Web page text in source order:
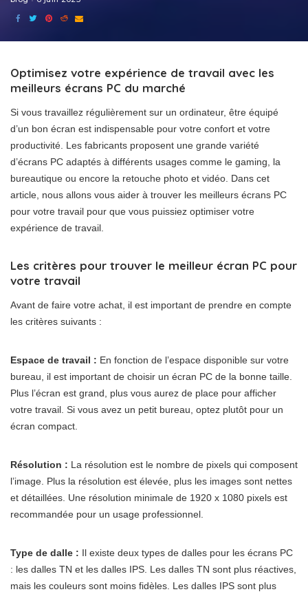
Optimisez votre expérience de travail avec les
meilleurs écrans PC du marché
Si vous travaillez régulièrement sur un ordinateur, être équipé
d’un bon écran est indispensable pour votre confort et votre
productivité. Les fabricants proposent une grande variété
d’écrans PC adaptés à différents usages comme le gaming, la
bureautique ou encore la retouche photo et vidéo. Dans cet
article, nous allons vous aider à trouver les meilleurs écrans PC
pour votre travail pour que vous puissiez optimiser votre
expérience de travail.
Les critères pour trouver le meilleur écran PC pour
votre travail
Avant de faire votre achat, il est important de prendre en compte
les critères suivants :
Espace de travail : En fonction de l’espace disponible sur votre
bureau, il est important de choisir un écran PC de la bonne taille.
Plus l’écran est grand, plus vous aurez de place pour afficher
votre travail. Si vous avez un petit bureau, optez plutôt pour un
écran compact.
Résolution : La résolution est le nombre de pixels qui composent
l’image. Plus la résolution est élevée, plus les images sont nettes
et détaillées. Une résolution minimale de 1920 x 1080 pixels est
recommandée pour un usage professionnel.
Type de dalle : Il existe deux types de dalles pour les écrans PC
: les dalles TN et les dalles IPS. Les dalles TN sont plus réactives,
mais les couleurs sont moins fidèles. Les dalles IPS sont plus